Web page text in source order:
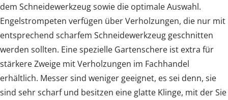
dem Schneidewerkzeug sowie die optimale Auswahl.
Engelstrompeten verfügen über Verholzungen, die nur mit
entsprechend scharfem Schneidewerkzeug geschnitten
werden sollten. Eine spezielle Gartenschere ist extra für
stärkere Zweige mit Verholzungen im Fachhandel
erhältlich. Messer sind weniger geeignet, es sei denn, sie
sind sehr scharf und besitzen eine glatte Klinge, mit der Sie